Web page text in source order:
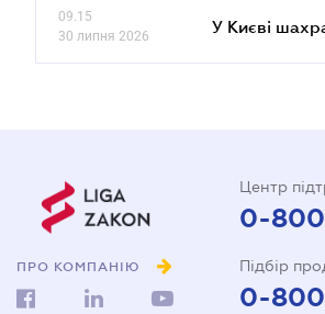
09.15
30 липня 2026
У Києві
ПРО КОМПАНІЮ
Центр
0-
Підбір
0-